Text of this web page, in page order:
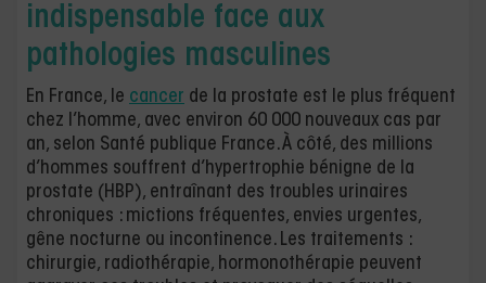
indispensable face aux
pathologies masculines
En France, le cancer de la prostate est le plus fréquent
chez l’homme, avec environ 60 000 nouveaux cas par
an, selon Santé publique France. À côté, des millions
d’hommes souffrent d’hypertrophie bénigne de la
prostate (HBP), entraînant des troubles urinaires
chroniques : mictions fréquentes, envies urgentes,
gêne nocturne ou incontinence. Les traitements :
chirurgie, radiothérapie, hormonothérapie peuvent